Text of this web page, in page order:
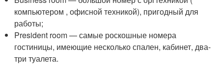
компьютером , офисной техникой), пригодный для
работы;
President room — самые роскошные номера
гостиницы, имеющие несколько спален, кабинет, два-
три туалета.